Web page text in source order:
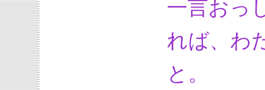
一言おっ
れば、わ
と。